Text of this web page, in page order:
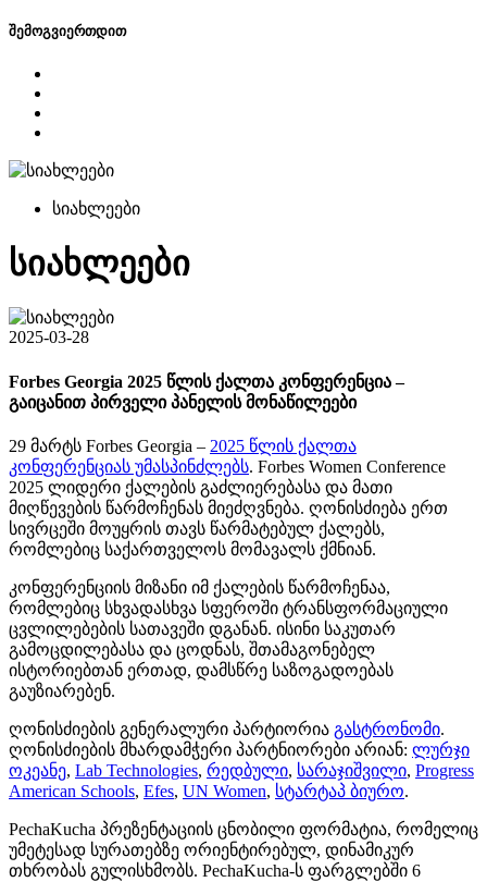
შემოგვიერთდით
სიახლეები
სიახლეები
2025-03-28
Forbes Georgia 2025 წლის ქალთა კონფერენცია –
გაიცანით პირველი პანელის მონაწილეები
29 მარტს Forbes Georgia – 2025 წლის ქალთა
კონფერენციას უმასპინძლებს. Forbes Women Conference
2025 ლიდერი ქალების გაძლიერებასა და მათი
მიღწევების წარმოჩენას მიეძღვნება. ღონისძიება ერთ
სივრცეში მოუყრის თავს წარმატებულ ქალებს,
რომლებიც საქართველოს მომავალს ქმნიან.
კონფერენციის მიზანი იმ ქალების წარმოჩენაა,
რომლებიც სხვადასხვა სფეროში ტრანსფორმაციული
ცვლილებების სათავეში დგანან. ისინი საკუთარ
გამოცდილებასა და ცოდნას, შთამაგონებელ
ისტორიებთან ერთად, დამსწრე საზოგადოებას
გაუზიარებენ.
ღონისძიების გენერალური პარტიორია გასტრონომი.
ღონისძიების მხარდამჭერი პარტნიორები არიან: ლურჯი
ოკეანე, Lab Technologies, რედბული, სარაჯიშვილი, Progress
American Schools, Efes, UN Women, სტარტაპ ბიურო.
PechaKucha პრეზენტაციის ცნობილი ფორმატია, რომელიც
უმეტესად სურათებზე ორიენტირებულ, დინამიკურ
თხრობას გულისხმობს. PechaKucha-ს ფარგლებში 6